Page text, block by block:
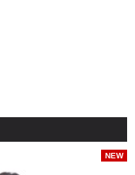
NEW